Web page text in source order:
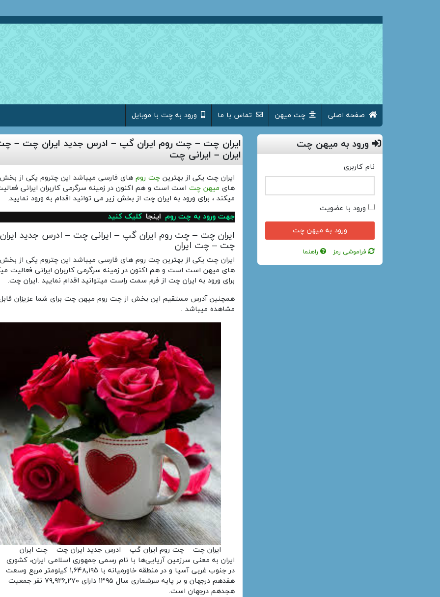
صفحه اصلی چت میهن تماس با ما ورود به چت با موبایل
ورود به میهن چت
نام کاربری
ورود با عضویت
فراموشی رمز راهنما
ایران چت – چت روم ایران گپ – ادرس جدید ایران چت –
ایران – ایرانی چت
ایران چت یکی از بهترین چت روم های فارسی میباشد این چتروم یکی از بخش
های میهن چت است است و هم اکنون در زمینه سرگرمی کاربران ایرانی
میکند ، برای ورود به ایران چت از بخش زیر می توانید اقدام به ورود نمایید.
جهت ورود به چت روم اینجا کلیک کنید
ایران چت – چت روم ایران گپ – ایرانی چت – ادرس جدید ایران
چت – چت ایران
ایران چت یکی از بهترین چت روم های فارسی میباشد این چتروم یکی از بخش
های میهن است است و هم اکنون در زمینه سرگرمی کاربران ایرانی فعالیت
برای ورود به ایران چت از فرم سمت راست میتوانید اقدام نمایید .ایران چت.
همچنین آدرس مستقیم این بخش از چت روم میهن چت برای شما عزیزان
مشاهده میباشد .
ایران چت – چت روم ایران گپ – ادرس جدید ایران چت – چت ایران
ایران به معنی سرزمین آریایی‌ها با نام رسمی جمهوری اسلامی ایران، کشوری
در جنوب غربی آسیا و در منطقه خاورمیانه با ۱٬۶۴۸٬۱۹۵ کیلومتر مربع وسعت
هفدهم درجهان و بر پایه سرشماری سال ۱۳۹۵ دارای ۷۹٬۹۲۶٬۲۷۰ نفر جمعیت
هجدهم درجهان است.